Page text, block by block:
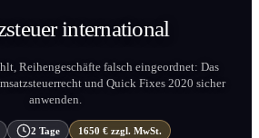
internation­al
Reihengeschäfte falsch eingeordnet: Das
und Quick Fixes 2020 sicher
anwenden.
2 Tage 1650 € zzgl. MwSt.